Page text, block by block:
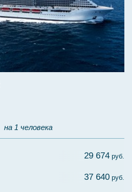
на 1 человека
29 674 руб.
37 640 руб.